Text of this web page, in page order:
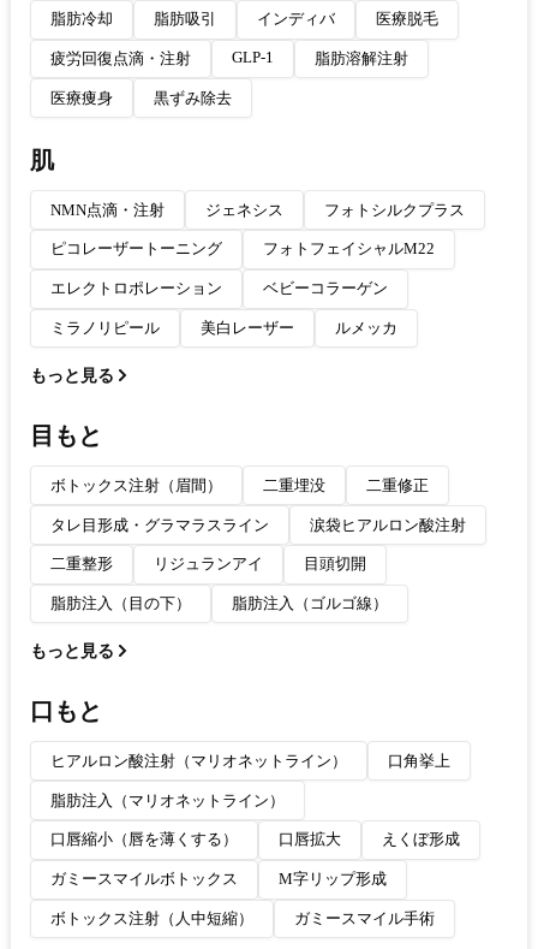
脂肪冷却 脂肪吸引 インディバ 医療脱毛
疲労回復点滴・注射 GLP-1 脂肪溶解注射
医療痩身 黒ずみ除去
肌
NMN点滴・注射 ジェネシス フォトシルクプラス
ピコレーザートーニング フォトフェイシャルM22
エレクトロポレーション ベビーコラーゲン
ミラノリピール 美白レーザー ルメッカ
もっと見る
目もと
ボトックス注射（眉間） 二重埋没 二重修正
タレ目形成・グラマラスライン 涙袋ヒアルロン酸注射
二重整形 リジュランアイ 目頭切開
脂肪注入（目の下） 脂肪注入（ゴルゴ線）
もっと見る
口もと
ヒアルロン酸注射（マリオネットライン） 口角挙上
脂肪注入（マリオネットライン）
口唇縮小（唇を薄くする） 口唇拡大 えくぼ形成
ガミースマイルボトックス M字リップ形成
ボトックス注射（人中短縮） ガミースマイル手術